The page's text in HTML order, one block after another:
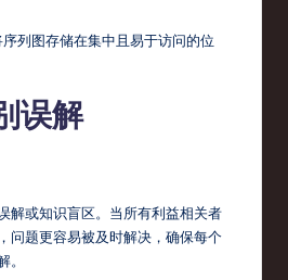
序列图存储在集中且易于访问的位
误解
解或知识盲区。当所有利益相关者
问题更容易被及时解决，确保每个
。